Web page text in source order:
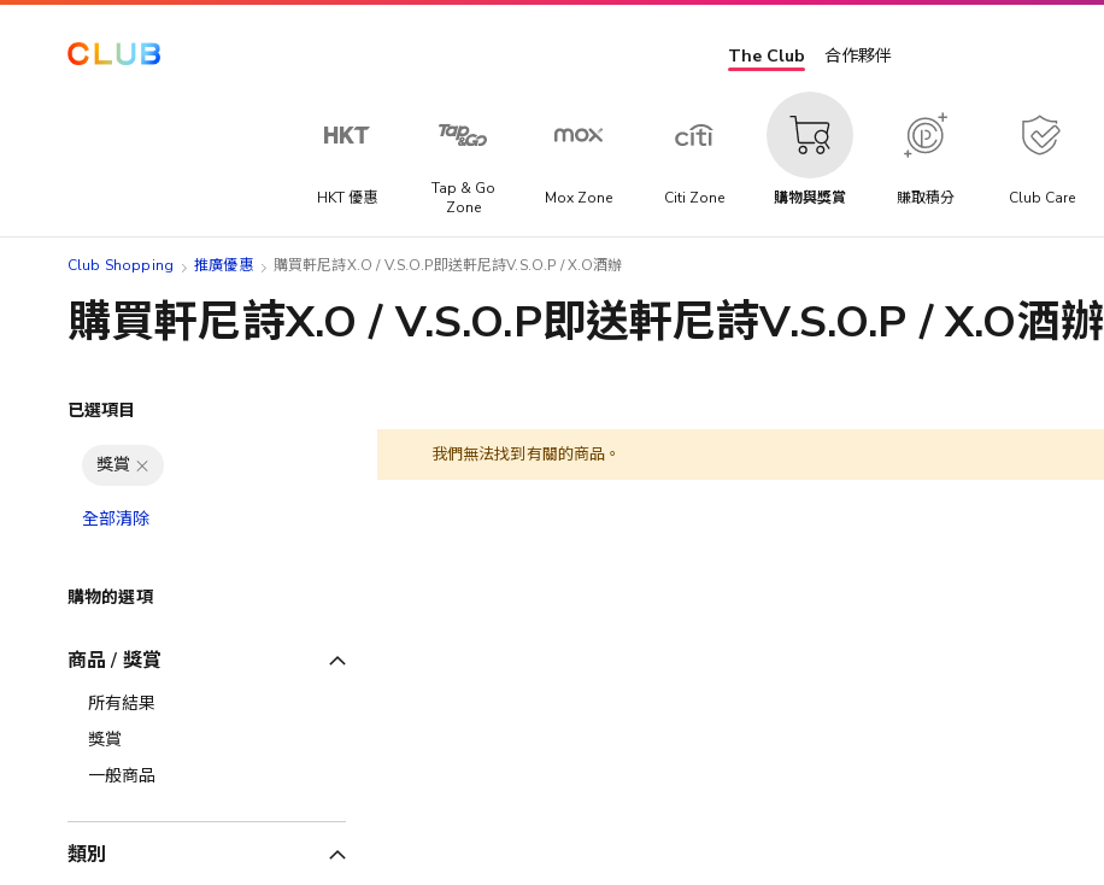
The Club 合作夥伴
HKT 優惠
Tap & Go
Zone
Mox Zone Citi Zone 購物與獎賞 賺取積分 Club Care
Club Shopping 推廣優惠 購買軒尼詩X.O / V.S.O.P即送軒尼詩V.S.O.P / X.O酒辦
購買軒尼詩X.O / V.S.O.P即送軒尼詩V.S.O.P / X.O酒辦
我們無法找到有關的商品。
已選項目
獎賞
全部清除
購物的選項
商品 / 獎賞
所有結果
獎賞
一般商品
類別